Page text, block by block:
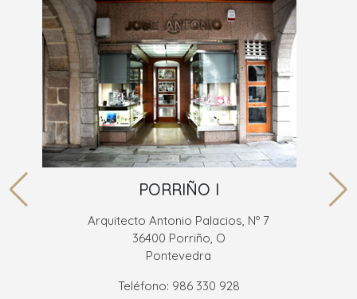
PORRIÑO I
Arquitecto Antonio Palacios, Nº 7
36400 Porriño, O
Pontevedra
Teléfono: 986 330 928